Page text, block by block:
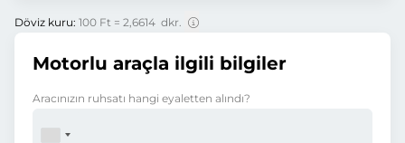
Döviz kuru: 100 Ft = 2,6614 dkr.
Motorlu araçla ilgili bilgiler
Aracınızın ruhsatı hangi eyaletten alındı?